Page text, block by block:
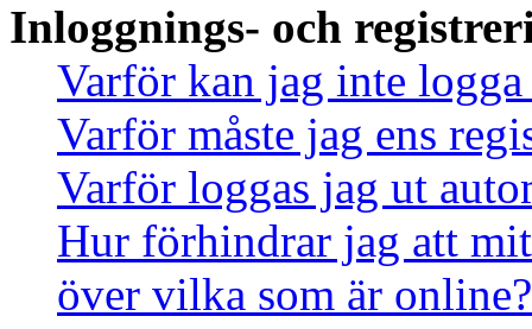
Inloggnings- och
Varför kan jag inte
Varför måste jag ens
Varför loggas jag ut
Hur förhindrar jag att
över vilka som är online?